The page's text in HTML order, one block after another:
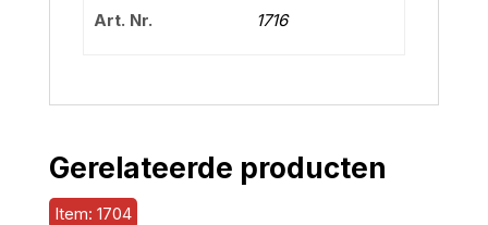
Art. Nr. 1716
Gerelateerde producten
Item: 1704